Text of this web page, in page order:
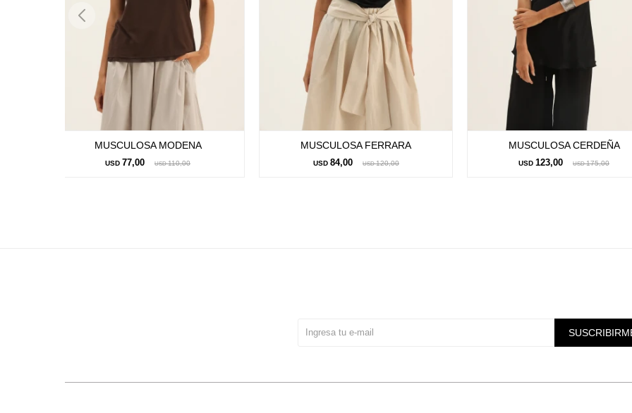
MUSCULOSA MODENA
USD 77,00 USD 110,00
MUSCULOSA FERRARA
USD 84,00 USD 120,00
MUSCULOSA CERDEÑA
USD 123,00 USD 175,00